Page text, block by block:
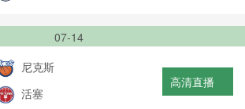
07-14
尼克斯
活塞
高清直播